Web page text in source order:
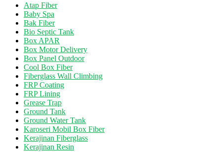
Atap Fiber
Baby Spa
Bak Fiber
Bio Septic Tank
Box APAR
Box Motor Delivery
Box Panel Outdoor
Cool Box Fiber
Fiberglass Wall Climbing
FRP Coating
FRP Lining
Grease Trap
Ground Tank
Ground Water Tank
Karoseri Mobil Box Fiber
Kerajinan Fiberglass
Kerajinan Resin